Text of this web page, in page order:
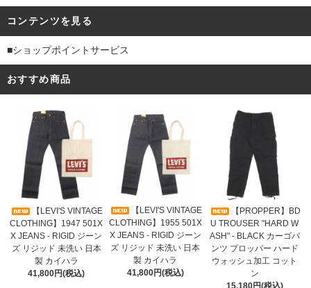
コンテンツを見る
■ショップポイントサービス
おすすめ商品
【LEVI'S VINTAGE
CLOTHING】1947 501X
X JEANS - RIGID ジーン
ズ リジッド 未洗い 日本
製 カイハラ
41,800円(税込)
【LEVI'S VINTAGE
CLOTHING】1955 501X
X JEANS - RIGID ジーン
ズ リジッド 未洗い 日本
製 カイハラ
41,800円(税込)
【PROPPER】BD
U TROUSER "HARD W
ASH" - BLACK カーゴパ
ンツ プロッパー ハード
ウォッシュ加工 コット
ン
15,180円(税込)